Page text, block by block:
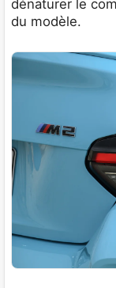
dénaturer le
du modèle.